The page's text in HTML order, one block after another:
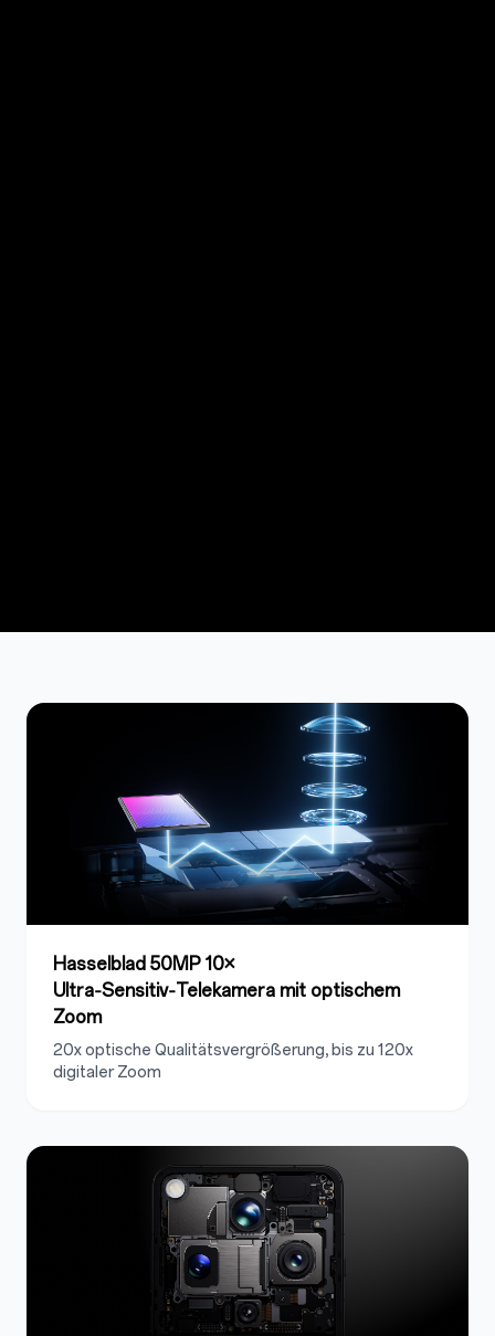
Hasselblad 50MP 10×
Ultra‑Sensitiv‑Telekamera mit optischem
Zoom
20x optische Qualitätsvergrößerung, bis zu 120x
digitaler Zoom